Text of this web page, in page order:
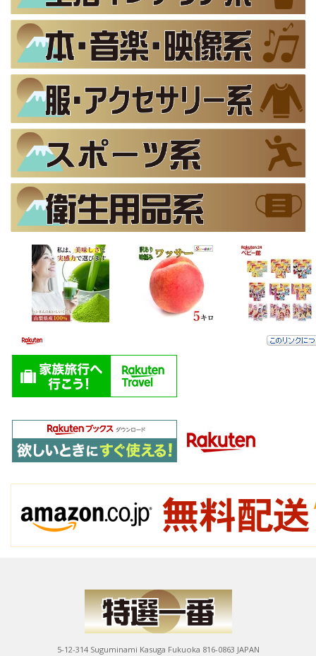
5-12-314 Suguminami Kasuga Fukuoka 816-0863 JAPAN